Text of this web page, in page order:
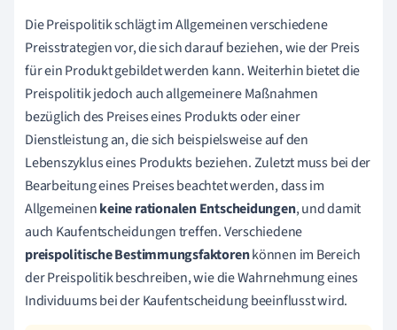
Die Preispolitik schlägt im Allgemeinen verschiedene
Preisstrategien vor, die sich darauf beziehen, wie der Preis
für ein Produkt gebildet werden kann. Weiterhin bietet die
Preispolitik jedoch auch allgemeinere Maßnahmen
bezüglich des Preises eines Produkts oder einer
Dienstleistung an, die sich beispielsweise auf den
Lebenszyklus eines Produkts beziehen. Zuletzt muss bei der
Bearbeitung eines Preises beachtet werden, dass im
Allgemeinenkeine rationalen Entscheidungen, und damit
auch Kaufentscheidungen treffen. Verschiedene
preispolitische Bestimmungsfaktorenkönnen im Bereich
der Preispolitik beschreiben, wie die Wahrnehmung eines
Individuums bei der Kaufentscheidung beeinflusst wird.